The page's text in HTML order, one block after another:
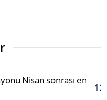
Nisan sonrası en